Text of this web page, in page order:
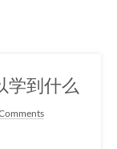
学到什么